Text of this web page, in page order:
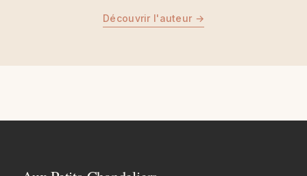
Découvrir l'auteur →